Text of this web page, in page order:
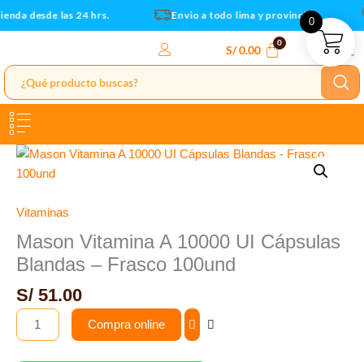
Ir
al
desde las 24 hrs. Envio a todo lima y provincias
S/0.00
Vitaminas
Mason Vitamina A 10000 UI Cápsulas
Blandas – Frasco 100und
S/ 51.00
Mason
Vitamina
10000
Cápsulas
Blandas
-
Frasco
100und
Compra online
0